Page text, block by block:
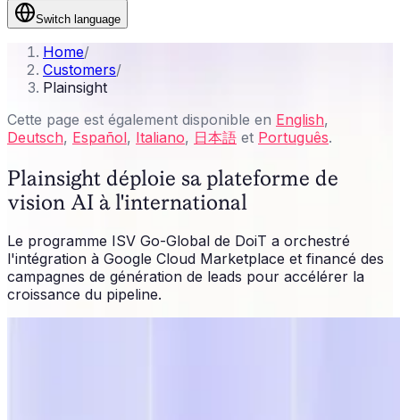
Switch language
Home/
Customers/
Plainsight
Cette page est également disponible en English,
Deutsch, Español, Italiano, 日本語 et Português.
Plainsight déploie sa plateforme de
vision AI à l'international
Le programme ISV Go-Global de DoiT a orchestré
l'intégration à Google Cloud Marketplace et financé des
campagnes de génération de leads pour accélérer la
croissance du pipeline.